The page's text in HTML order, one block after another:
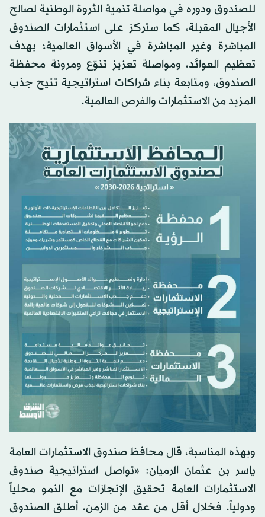
للصندوق ودوره في مواصلة تنمية الثروة الوطنية لصالح
الأجيال المقبلة، كما ستركز على استثمارات الصندوق
المباشرة وغير المباشرة في الأسواق العالمية؛ بهدف
تعظيم العوائد، ومواصلة تعزيز تنوّع ومرونة محفظة
الصندوق، ومتابعة بناء شراكات استراتيجية تتيح جذب
المزيد من الاستثمارات والفرص العالمية.
وبهذه المناسبة، قال محافظ صندوق الاستثمارات العامة
ياسر بن عثمان الرميان: «تواصل استراتيجية صندوق
الاستثمارات العامة تحقيق الإنجازات مع النمو محلياً
ودولياً. فخلال أقل من عقد من الزمن، أطلق الصندوق